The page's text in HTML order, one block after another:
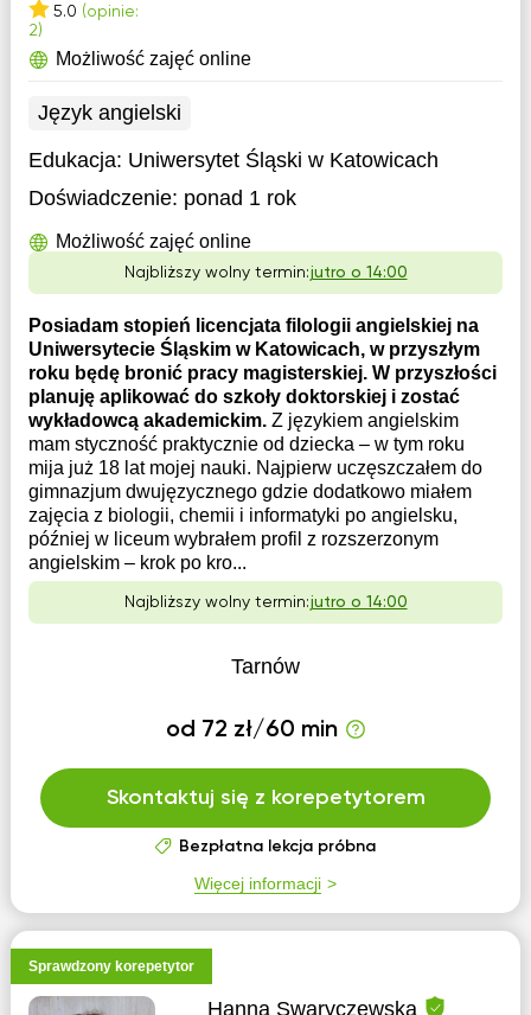
5.0 (opinie:
2)
Możliwość zajęć online
Język angielski
Edukacja: Uniwersytet Śląski w Katowicach
Doświadczenie: ponad 1 rok
Możliwość zajęć online
Najbliższy wolny termin:jutro o 14:00
Posiadam stopień licencjata filologii angielskiej na
Uniwersytecie Śląskim w Katowicach, w przyszłym
roku będę bronić pracy magisterskiej. W przyszłości
planuję aplikować do szkoły doktorskiej i zostać
wykładowcą akademickim. Z językiem angielskim
mam styczność praktycznie od dziecka – w tym roku
mija już 18 lat mojej nauki. Najpierw uczęszczałem do
gimnazjum dwujęzycznego gdzie dodatkowo miałem
zajęcia z biologii, chemii i informatyki po angielsku,
później w liceum wybrałem profil z rozszerzonym
angielskim – krok po kro...
Najbliższy wolny termin:jutro o 14:00
Tarnów
od 72 zł/60 min
Skontaktuj się z korepetytorem
Bezpłatna lekcja próbna
Więcej informacji
Sprawdzony korepetytor
Hanna Swaryczewska